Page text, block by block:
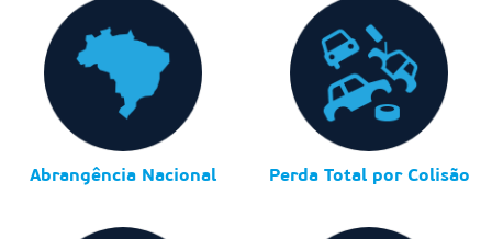
Abrangência Nacional Perda Total por Colisão